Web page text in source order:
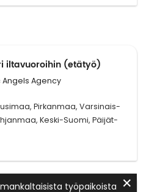
iltavuoroihin (etätyö)
Angels Agency
Pirkanmaa, Varsinais-
Keski-Suomi, Päijät-
työpaikoista ✕